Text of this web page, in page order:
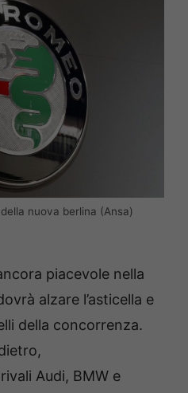
nuova berlina (Ansa)
piacevole nella
alzare l’asticella e
della concorrenza.
Audi, BMW e